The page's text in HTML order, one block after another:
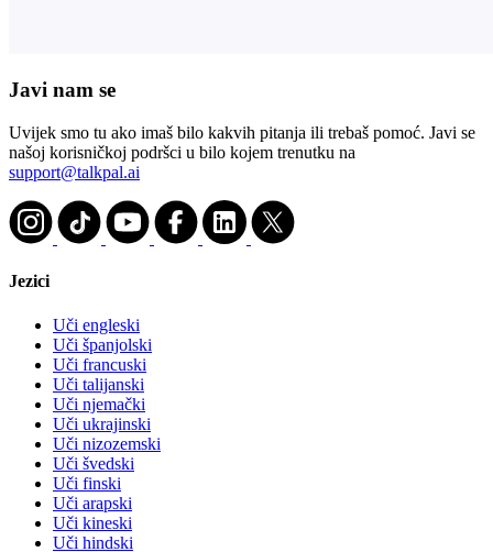
Javi nam se
Uvijek smo tu ako imaš bilo kakvih pitanja ili trebaš pomoć. Javi se
našoj korisničkoj podršci u bilo kojem trenutku na
support@talkpal.ai
Jezici
Uči engleski
Uči španjolski
Uči francuski
Uči talijanski
Uči njemački
Uči ukrajinski
Uči nizozemski
Uči švedski
Uči finski
Uči arapski
Uči kineski
Uči hindski